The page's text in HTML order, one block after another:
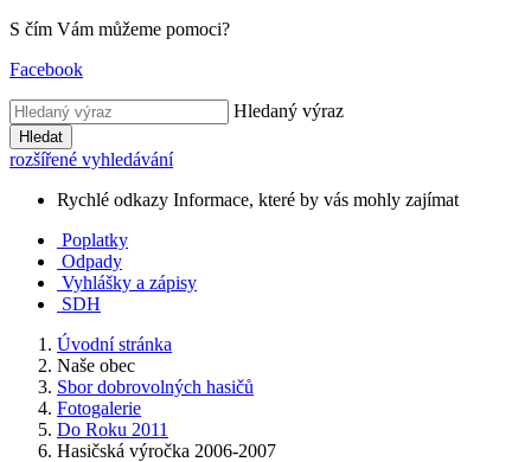
S čím Vám můžeme pomoci?
Facebook
Hledaný výraz
Hledat
rozšířené vyhledávání
Rychlé odkazy Informace, které by vás mohly zajímat
Poplatky
Odpady
Vyhlášky a zápisy
SDH
Úvodní stránka
Naše obec
Sbor dobrovolných hasičů
Fotogalerie
Do Roku 2011
Hasičská výročka 2006-2007